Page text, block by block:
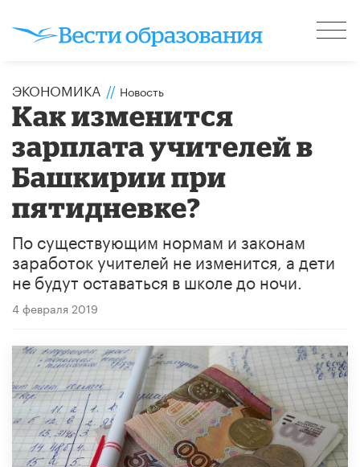
ЭКОНОМИКА // Новость
Как изменится
зарплата учителей в
Башкирии при
пятидневке?
По существующим нормам и законам
заработок учителей не изменится, а дети
не будут оставаться в школе до ночи.
4 февраля 2019